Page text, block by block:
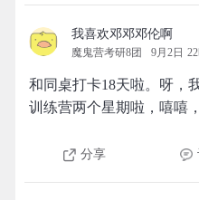
我喜欢邓邓邓伦啊
魔鬼营考研8团 9月2日
和同桌打卡18天啦。呀，
训练营两个星期啦，嘻嘻
分享